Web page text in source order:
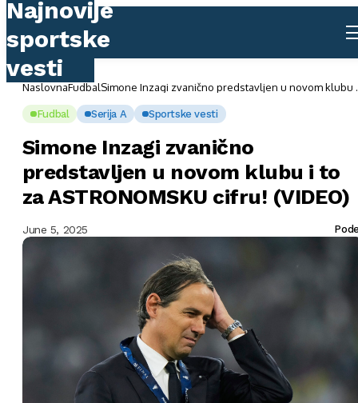
NaslovnaFudbalSimone Inzagi zvanično predstavljen u novom klubu i
Fudbal Serija A Sportske vesti
Simone Inzagi zvanično
predstavljen u novom klubu i to
za ASTRONOMSKU cifru! (VIDEO)
June 5, 2025